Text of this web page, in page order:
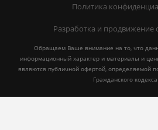
Политика
Разработка и продвижение
Обращаем Ваше внимание на то, что
информационный характер и материалы и
являются публичной офертой, определяемой
Гражданского